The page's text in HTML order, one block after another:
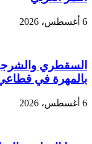
6 أغسطس، 2026
السقطري
بالمهرة في قطاعي
6 أغسطس، 2026